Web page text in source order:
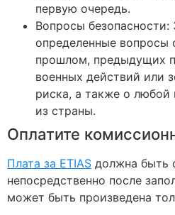
первую очередь.
Вопросы безопасности:
определенные вопросы
прошлом, предыдущих
военных действий или
риска, а также о
из страны.
Оплатите
Плата за ETIAS должна быть
непосредственно после
может быть произведена